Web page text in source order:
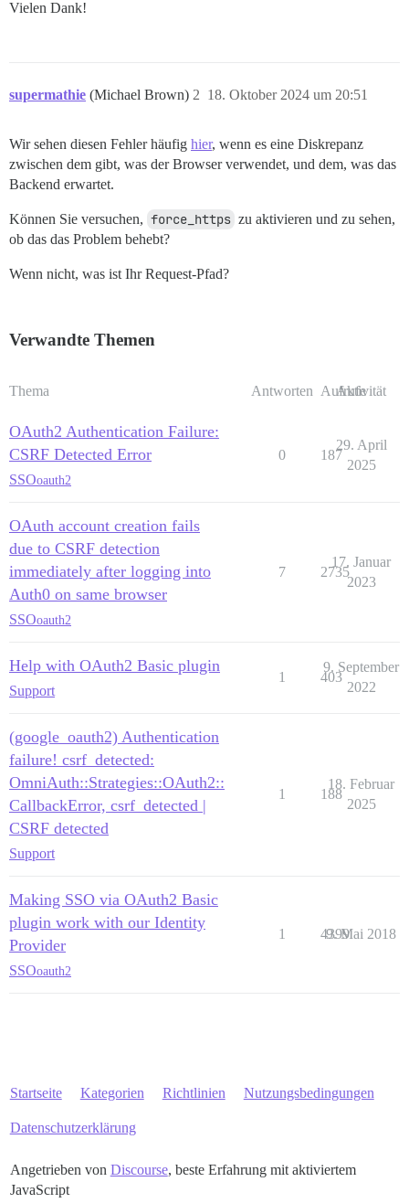
Vielen Dank!
supermathie (Michael Brown) 18. Oktober 2024 um 20:51
2
Wir sehen diesen Fehler häufig hier, wenn es eine Diskrepanz
zwischen dem gibt, was der Browser verwendet, und dem, was das
Backend erwartet.
Können Sie versuchen, force_https zu aktivieren und zu sehen,
ob das das Problem behebt?
Wenn nicht, was ist Ihr Request-Pfad?
Verwandte Themen
Thema Antworten Aufrufe
Aktivität
OAuth2 Authentication Failure:
CSRF Detected Error
SSOoauth2
0 187
29. April
2025
OAuth account creation fails
due to CSRF detection
immediately after logging into
Auth0 on same browser
SSOoauth2
7 2735
17. Januar
2023
Help with OAuth2 Basic plugin
Support
1 403
9. September
2022
(google_oauth2) Authentication
failure! csrf_detected:
OmniAuth::Strategies::OAuth2::
CallbackError, csrf_detected |
CSRF detected
Support
1 188
18. Februar
2025
Making SSO via OAuth2 Basic
plugin work with our Identity
Provider
SSOoauth2
1 4399
9. Mai 2018
Startseite Kategorien Richtlinien Nutzungsbedingungen
Datenschutzerklärung
Angetrieben von Discourse, beste Erfahrung mit aktiviertem
JavaScript